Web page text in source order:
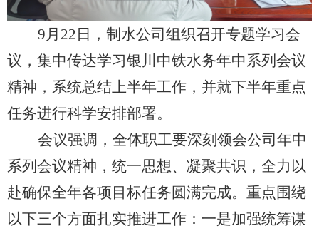
9月22日，制水公司组织召开专题学习会
议，集中传达学习银川中铁水务年中系列会议
精神，系统总结上半年工作，并就下半年重点
任务进行科学安排部署。
会议强调，全体职工要深刻领会公司年中
系列会议精神，统一思想、凝聚共识，全力以
赴确保全年各项目标任务圆满完成。重点围绕
以下三个方面扎实推进工作：一是加强统筹谋